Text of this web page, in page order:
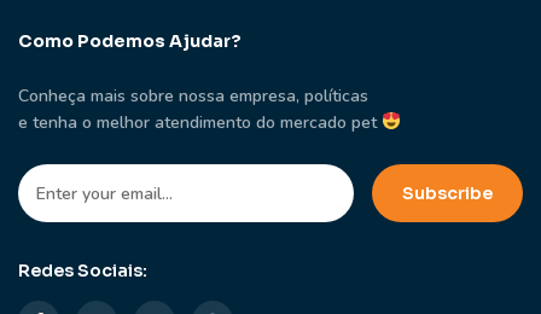
Como Podemos Ajudar?
Conheça mais sobre nossa empresa, políticas
e tenha o melhor atendimento do mercado pet
Redes Sociais: